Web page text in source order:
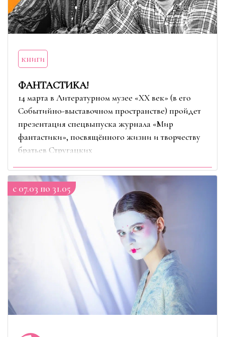
книги
ФАНТАСТИКА!
14 марта в Литературном музее «ХХ век» (в его
Событийно-выставочном пространстве) пройдет
презентация спецвыпуска журнала «Мир
фантастики», посвящённого жизни и творчеству
братьев Стругацких
c 07.03 по 31.05